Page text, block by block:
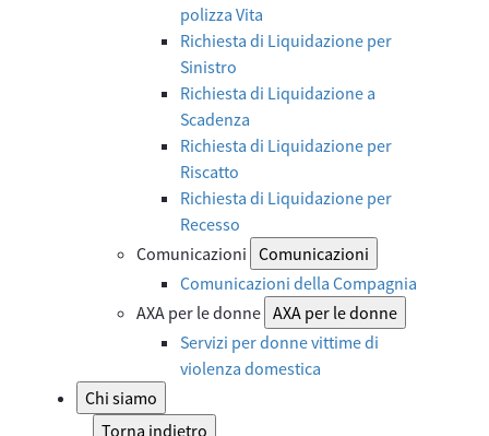
polizza Vita
Richiesta di Liquidazione per
Sinistro
Richiesta di Liquidazione a
Scadenza
Richiesta di Liquidazione per
Riscatto
Richiesta di Liquidazione per
Recesso
Comunicazioni Comunicazioni
Comunicazioni della Compagnia
AXA per le donne AXA per le donne
Servizi per donne vittime di
violenza domestica
Chi siamo
Torna indietro